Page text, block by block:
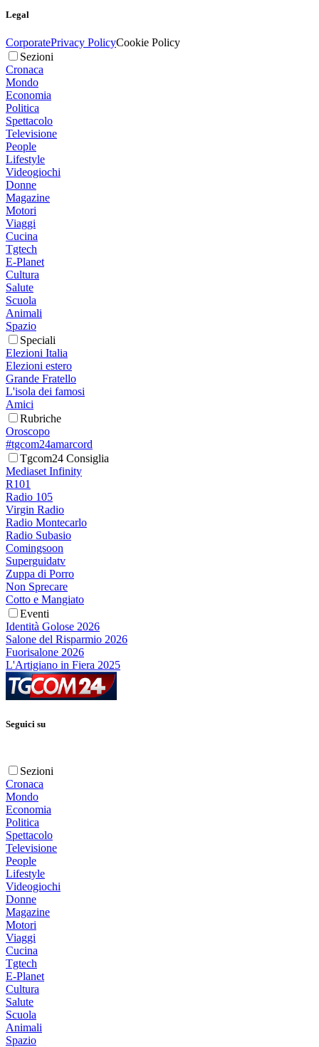
Legal
CorporatePrivacy PolicyCookie Policy
Sezioni
Cronaca
Mondo
Economia
Politica
Spettacolo
Televisione
People
Lifestyle
Videogiochi
Donne
Magazine
Motori
Viaggi
Cucina
Tgtech
E-Planet
Cultura
Salute
Scuola
Animali
Spazio
Speciali
Elezioni Italia
Elezioni estero
Grande Fratello
L'isola dei famosi
Amici
Rubriche
Oroscopo
#tgcom24amarcord
Tgcom24 Consiglia
Mediaset Infinity
R101
Radio 105
Virgin Radio
Radio Montecarlo
Radio Subasio
Comingsoon
Superguidatv
Zuppa di Porro
Non Sprecare
Cotto e Mangiato
Eventi
Identità Golose 2026
Salone del Risparmio 2026
Fuorisalone 2026
L'Artigiano in Fiera 2025
Seguici su
Sezioni
Cronaca
Mondo
Economia
Politica
Spettacolo
Televisione
People
Lifestyle
Videogiochi
Donne
Magazine
Motori
Viaggi
Cucina
Tgtech
E-Planet
Cultura
Salute
Scuola
Animali
Spazio